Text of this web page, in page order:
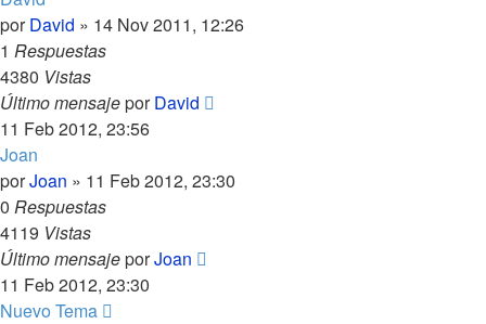
porDavid » 14 Nov 2011, 12:26
1 Respuestas
4380 Vistas
Último mensajeporDavid
11 Feb 2012, 23:56
Joan
porJoan » 11 Feb 2012, 23:30
0 Respuestas
4119 Vistas
Último mensajeporJoan
11 Feb 2012, 23:30
Nuevo Tema